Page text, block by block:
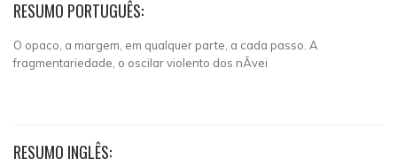
RESUMO PORTUGUÊS:
O opaco, a margem, em qualquer parte, a cada passo. A
fragmentariedade, o oscilar violento dos nÃ­vei
RESUMO INGLÊS: